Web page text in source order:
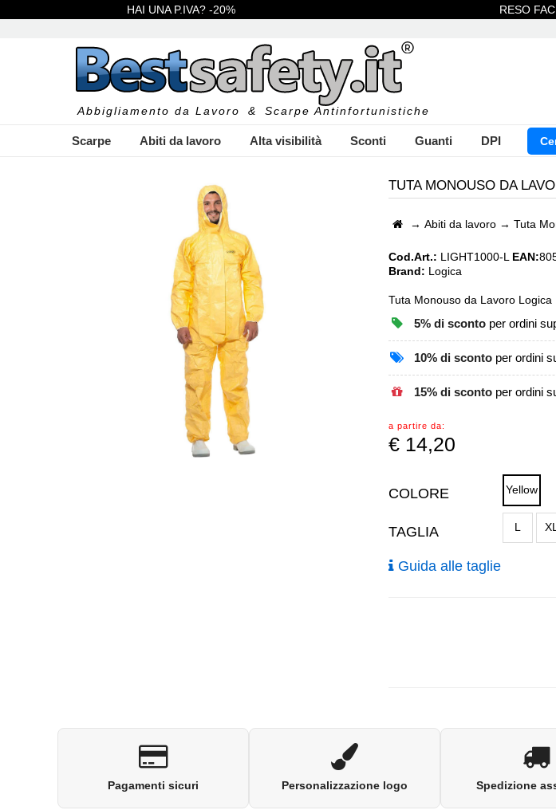
HAI UNA P.IVA? -20% RESO
Abbigliamento da Lavoro & Scarpe Antinfortunistiche
Scarpe Abiti da lavoro Alta visibilità Sconti Guanti DPI
TUTA MONOUSO DA
→ Abiti da lavoro→ Tuta
Cod.Art.: LIGHT1000-L EAN:
Brand: Logica
Tuta Monouso da Lavoro
5% di scontoper ordini
10% di scontoper ordini
15% di scontoper ordini
a partire da:
€ 14,20
COLORE Yellow
TAGLIA L
Guida alle taglie
Pagamenti sicuri Personalizzazione logo Spedizione